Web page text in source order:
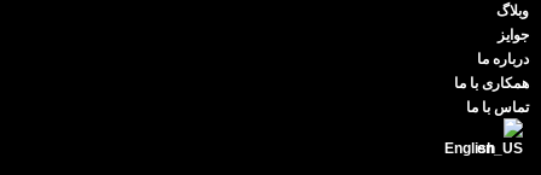
وبلاگ
جوایز
درباره ما
همکاری با ما
تماس با ما
English